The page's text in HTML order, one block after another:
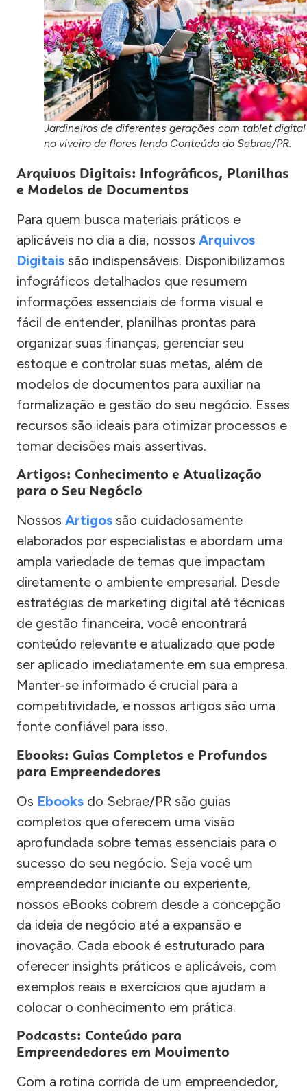
Jardineiros de diferentes gerações com tablet digital
no viveiro de flores lendo Conteúdo do Sebrae/PR.
Arquivos Digitais: Infográficos, Planilhas
e Modelos de Documentos
Para quem busca materiais práticos e
aplicáveis no dia a dia, nossos Arquivos
Digitais são indispensáveis. Disponibilizamos
infográficos detalhados que resumem
informações essenciais de forma visual e
fácil de entender, planilhas prontas para
organizar suas finanças, gerenciar seu
estoque e controlar suas metas, além de
modelos de documentos para auxiliar na
formalização e gestão do seu negócio. Esses
recursos são ideais para otimizar processos e
tomar decisões mais assertivas.
Artigos: Conhecimento e Atualização
para o Seu Negócio
Nossos Artigos são cuidadosamente
elaborados por especialistas e abordam uma
ampla variedade de temas que impactam
diretamente o ambiente empresarial. Desde
estratégias de marketing digital até técnicas
de gestão financeira, você encontrará
conteúdo relevante e atualizado que pode
ser aplicado imediatamente em sua empresa.
Manter-se informado é crucial para a
competitividade, e nossos artigos são uma
fonte confiável para isso.
Ebooks: Guias Completos e Profundos
para Empreendedores
Os Ebooks do Sebrae/PR são guias
completos que oferecem uma visão
aprofundada sobre temas essenciais para o
sucesso do seu negócio. Seja você um
empreendedor iniciante ou experiente,
nossos eBooks cobrem desde a concepção
da ideia de negócio até a expansão e
inovação. Cada ebook é estruturado para
oferecer insights práticos e aplicáveis, com
exemplos reais e exercícios que ajudam a
colocar o conhecimento em prática.
Podcasts: Conteúdo para
Empreendedores em Movimento
Com a rotina corrida de um empreendedor,